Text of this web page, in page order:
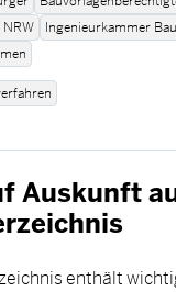
Ingenieurkammer
Auskunft
enthält